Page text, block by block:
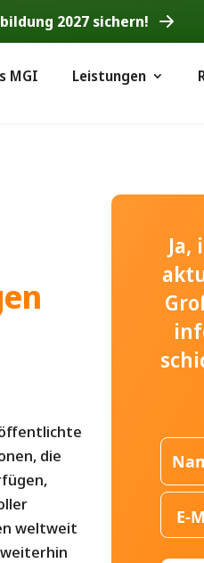
2027 sichern!
MGI Leistungen
die
weltweit
weiterhin